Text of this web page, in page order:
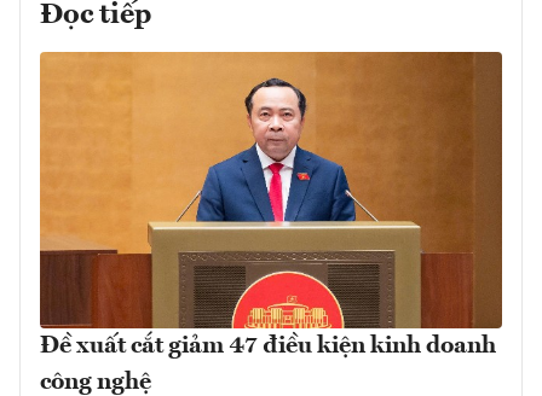
Đọc tiếp
Đề xuất cắt giảm 47 điều kiện kinh doanh
công nghệ